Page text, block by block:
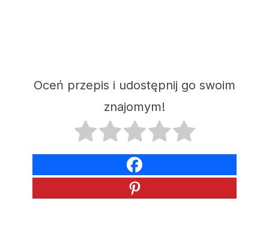
Oceń przepis i udostępnij go swoim
znajomym!